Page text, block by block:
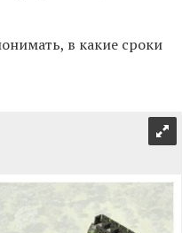
в какие сроки